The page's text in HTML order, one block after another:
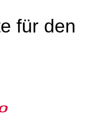
für den